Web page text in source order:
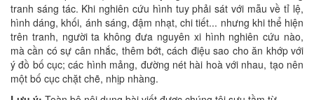
tranh sáng tác. Khi nghiên cứu hình tuy phải sát với mẫu về tỉ lệ,
hình dáng, khối, ánh sáng, đậm nhạt, chi tiết... nhưng khi thể hiện
trên tranh, người ta không đưa nguyên xi hình nghiên cứu nào,
mà cần có sự cân nhắc, thêm bớt, cách điệu sao cho ăn khớp với
ý đồ bố cục; các hình mảng, đường nét hài hoà với nhau, tạo nên
một bố cục chặt chẽ, nhịp nhàng.